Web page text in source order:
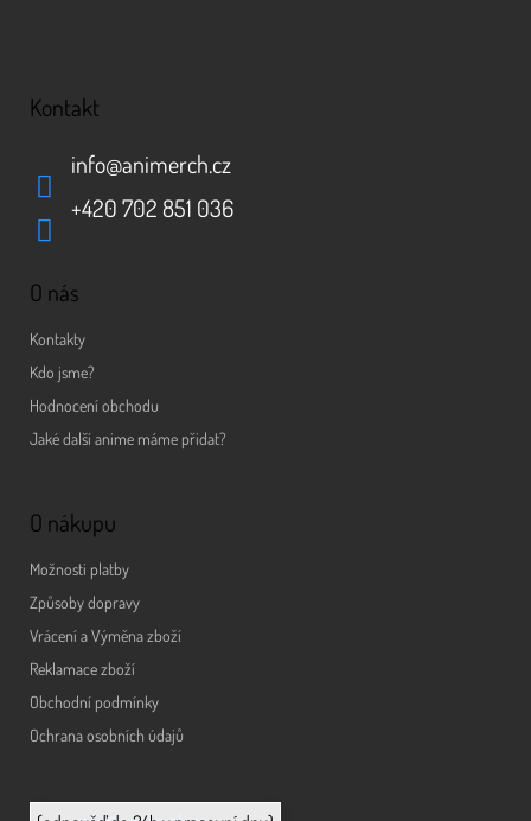
Kontakt
info@animerch.cz
+420 702 851 036
O nás
Kontakty
Kdo jsme?
Hodnocení obchodu
Jaké další anime máme přidat?
O nákupu
Možnosti platby
Způsoby dopravy
Vrácení a Výměna zboží
Reklamace zboží
Obchodní podmínky
Ochrana osobních údajů